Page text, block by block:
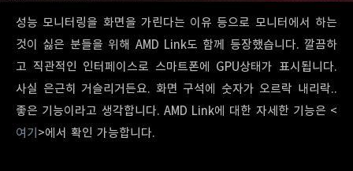
성능 모니터링을 화면을 가린다는 이유 등으로 모니터에서 하는
것이 싫은 분들을 위해 AMD Link도 함께 등장했습니다. 깔끔하
고 직관적인 인터페이스로 스마트폰에 GPU상태가 표시됩니다.
사실 은근히 거슬리거든요. 화면 구석에 숫자가 오르락 내리락..
좋은 기능이라고 생각합니다. AMD Link에 대한 자세한 기능은 <
여기 >에서 확인 가능합니다.